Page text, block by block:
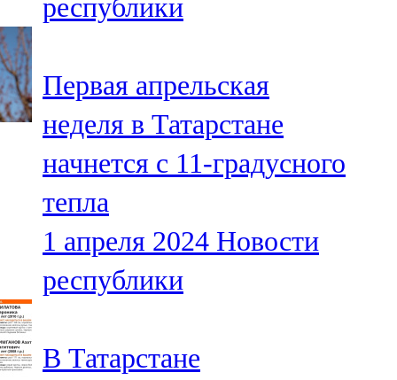
республики
Первая апрельская
неделя в Татарстане
начнется с 11-градусного
тепла
1 апреля 2024 Новости
республики
В Татарстане